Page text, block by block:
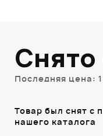
Последняя цена:
Товар был снят с
нашего каталога